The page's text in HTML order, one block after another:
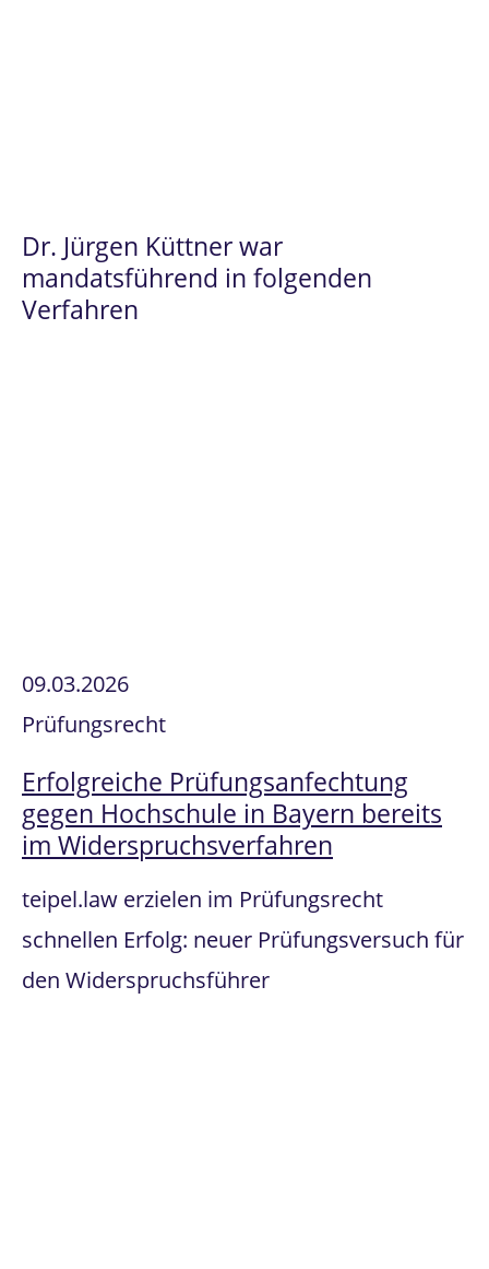
Dr. Jürgen Küttner war
mandatsführend in folgenden
Verfahren
09.03.2026
Prüfungsrecht
Erfolgreiche Prüfungsanfechtung
gegen Hochschule in Bayern bereits
im Widerspruchsverfahren
teipel.law erzielen im Prüfungsrecht
schnellen Erfolg: neuer Prüfungsversuch für
den Widerspruchsführer